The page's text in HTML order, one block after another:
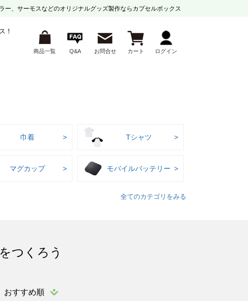
ー、サーモスなどのオリジナルグッズ製作ならカプセルボックス
！
商品一覧 Q&A お問合せ カート ログイン
巾着 Tシャツ
マグカップ モバイルバッテリー
全てのカテゴリをみる
つくろう
おすすめ順